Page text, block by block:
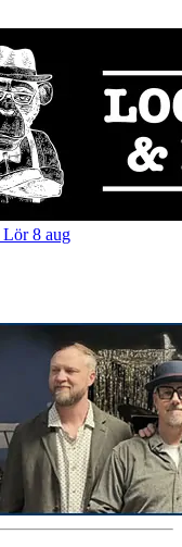
Lör 8 aug